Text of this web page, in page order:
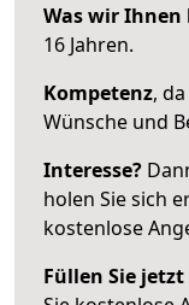
Was wir Ihnen
16 Jahren.
Kompetenz,
Wünsche und
Interesse?
holen Sie sich
kostenlose
Füllen Sie